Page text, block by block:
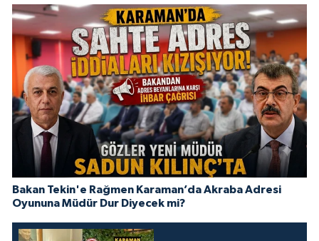
Bakan Tekin'e Rağmen Karaman’da Akraba Adresi
Oyununa Müdür Dur Diyecek mi?